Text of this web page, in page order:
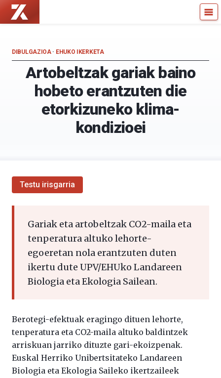
Zientzia
Kultura
Katedra
Kultura
Artobeltzak gariak baino
hobeto erantzuten die
etorkizuneko klima-
kondizioei
DIBULGAZIOA· EHUKO IKERKETA
Testu irisgarria
Gariak eta artobeltzak CO2-maila eta
tenperatura altuko lehorte-
egoeretan nola erantzuten duten
ikertu dute UPV/EHUko Landareen
Biologia eta Ekologia Sailean.
Berotegi-efektuak eragingo dituen lehorte,
tenperatura eta CO2-maila altuko baldintzek
arriskuan jarriko dituzte gari-ekoizpenak.
Euskal Herriko Unibertsitateko Landareen
Biologia eta Ekologia Saileko ikertzaileek